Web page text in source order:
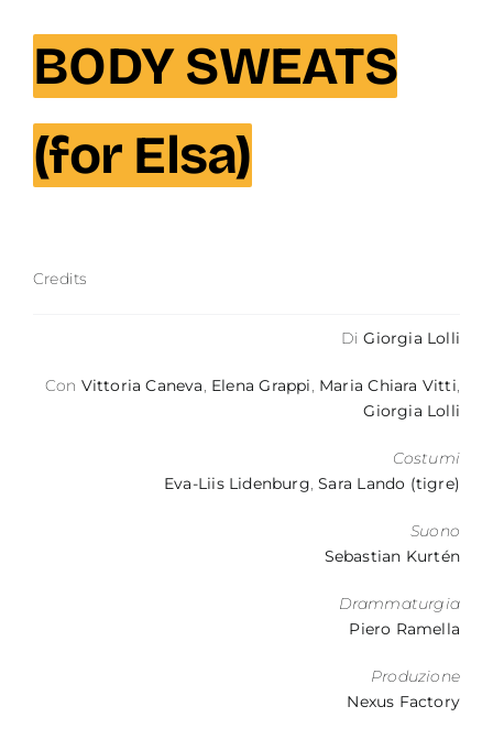
BODY SWEATS
(for Elsa)
Credits
DiGiorgia Lolli
Con Vittoria Caneva Elena Grappi Maria Chiara Vitti
Giorgia Lolli​
Costumi
Eva-Liis Lidenburg Sara Lando (tigre)
Suono
Sebastian Kurtén
Drammaturgia
Piero Ramella
Produzione
Nexus Factory